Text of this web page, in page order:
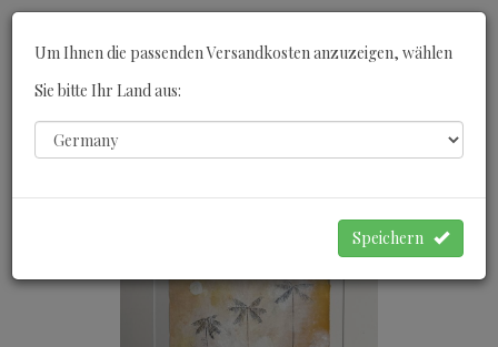
Um Ihnen die passenden Versandkosten anzuzeigen, wählen
Sie bitte Ihr Land aus:
Speichern